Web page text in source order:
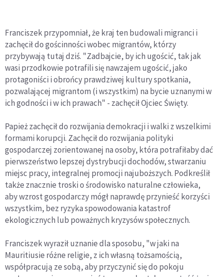
Franciszek przypomniał, że kraj ten budowali migranci i
zachęcił do gościnności wobec migrantów, którzy
przybywają tutaj dziś. "Zadbajcie, by ich ugościć, tak jak
wasi przodkowie potrafili się nawzajem ugościć, jako
protagoniści i obrońcy prawdziwej kultury spotkania,
pozwalającej migrantom (i wszystkim) na bycie uznanymi w
ich godności i w ich prawach" - zachęcił Ojciec Święty.
Papież zachęcił do rozwijania demokracji i walki z wszelkimi
formami korupcji. Zachęcił do rozwijania polityki
gospodarczej zorientowanej na osoby, która potrafiłaby dać
pierwszeństwo lepszej dystrybucji dochodów, stwarzaniu
miejsc pracy, integralnej promocji najuboższych. Podkreślił
także znacznie troski o środowisko naturalne człowieka,
aby wzrost gospodarczy mógł naprawdę przynieść korzyści
wszystkim, bez ryzyka spowodowania katastrof
ekologicznych lub poważnych kryzysów społecznych.
Franciszek wyraził uznanie dla sposobu, "w jaki na
Mauritiusie różne religie, z ich własną tożsamością,
współpracują ze sobą, aby przyczynić się do pokoju